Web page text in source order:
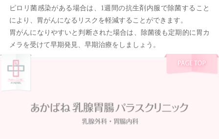
ピロリ菌感染がある場合は、1週間の抗生剤内服で除菌すること
により、胃がんになるリスクを軽減することができます。
胃がんになりやすいと判断された場合は、除菌後も定期的に胃カ
メラを受けて早期発見、早期治療をしましょう。